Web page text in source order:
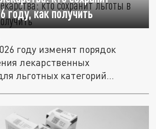
году, как получить
году изменят порядок
лекарственных
льготных категорий